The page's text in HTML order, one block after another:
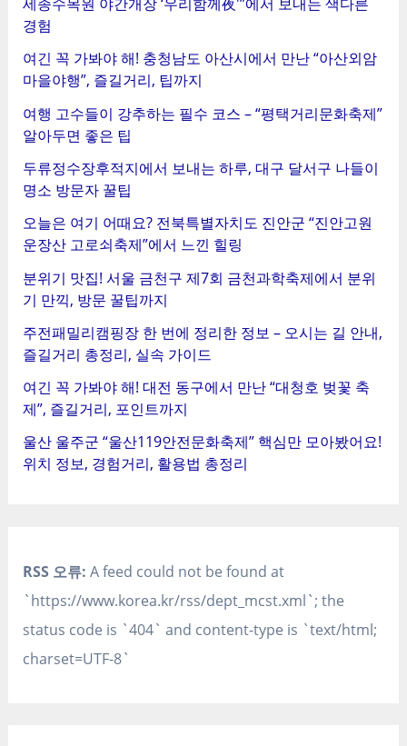
경험
여긴 꼭 가봐야 해! 충청남도 아산시에서 만난 “아산외암
마을야행”, 즐길거리, 팁까지
여행 고수들이 강추하는 필수 코스 – “평택거리문화축제”
알아두면 좋은 팁
두류정수장후적지에서 보내는 하루, 대구 달서구 나들이
명소 방문자 꿀팁
오늘은 여기 어때요? 전북특별자치도 진안군 “진안고원
운장산 고로쇠축제”에서 느낀 힐링
분위기 맛집! 서울 금천구 제7회 금천과학축제에서 분위
기 만끽, 방문 꿀팁까지
주전패밀리캠핑장 한 번에 정리한 정보 – 오시는 길 안내,
즐길거리 총정리, 실속 가이드
여긴 꼭 가봐야 해! 대전 동구에서 만난 “대청호 벚꽃 축
제”, 즐길거리, 포인트까지
울산 울주군 “울산119안전문화축제” 핵심만 모아봤어요!
위치 정보, 경험거리, 활용법 총정리
RSS 오류: A feed could not be found at
`https://www.korea.kr/rss/dept_mcst.xml`; the
status code is `404` and content-type is `text/html;
charset=UTF-8`